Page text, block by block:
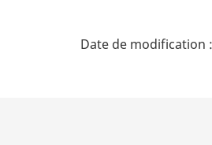
Date de modification :